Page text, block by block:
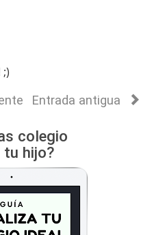
Entrada antigua
colegio
tu hijo?